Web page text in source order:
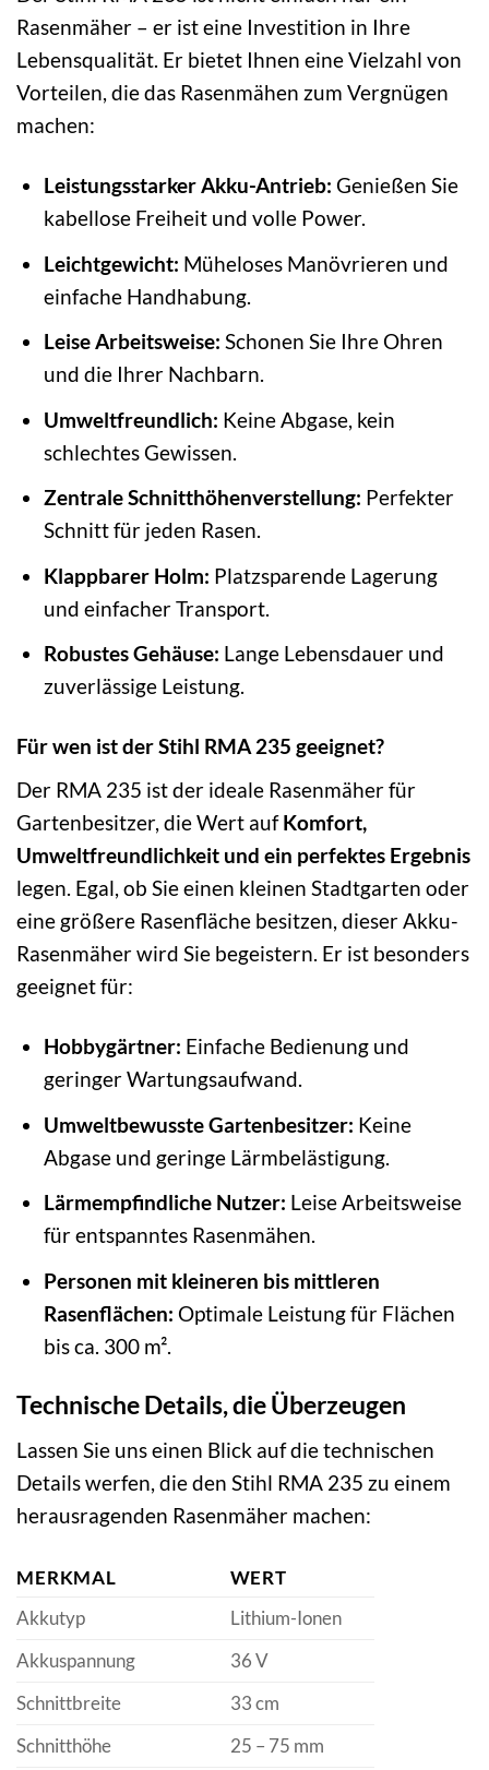
Rasenmäher – er ist eine Investition in Ihre
Lebensqualität. Er bietet Ihnen eine Vielzahl von
Vorteilen, die das Rasenmähen zum Vergnügen
machen:
Leistungsstarker Akku-Antrieb: Genießen Sie
kabellose Freiheit und volle Power.
Leichtgewicht: Müheloses Manövrieren und
einfache Handhabung.
Leise Arbeitsweise: Schonen Sie Ihre Ohren
und die Ihrer Nachbarn.
Umweltfreundlich: Keine Abgase, kein
schlechtes Gewissen.
Zentrale Schnitthöhenverstellung: Perfekter
Schnitt für jeden Rasen.
Klappbarer Holm: Platzsparende Lagerung
und einfacher Transport.
Robustes Gehäuse: Lange Lebensdauer und
zuverlässige Leistung.
Für wen ist der Stihl RMA 235 geeignet?
Der RMA 235 ist der ideale Rasenmäher für
Gartenbesitzer, die Wert aufKomfort,
Umweltfreundlichkeit und ein perfektes Ergebnis
legen. Egal, ob Sie einen kleinen Stadtgarten oder
eine größere Rasenfläche besitzen, dieser Akku-
Rasenmäher wird Sie begeistern. Er ist besonders
geeignet für:
Hobbygärtner: Einfache Bedienung und
geringer Wartungsaufwand.
Umweltbewusste Gartenbesitzer: Keine
Abgase und geringe Lärmbelästigung.
Lärmempfindliche Nutzer: Leise Arbeitsweise
für entspanntes Rasenmähen.
Personen mit kleineren bis mittleren
Rasenflächen: Optimale Leistung für Flächen
bis ca. 300 m².
Technische Details, die Überzeugen
Lassen Sie uns einen Blick auf die technischen
Details werfen, die den Stihl RMA 235 zu einem
herausragenden Rasenmäher machen:
MERKMAL
WERT
Akkutyp
Lithium-Ionen
Akkuspannung
36 V
Schnittbreite
33 cm
Schnitthöhe
25 – 75 mm